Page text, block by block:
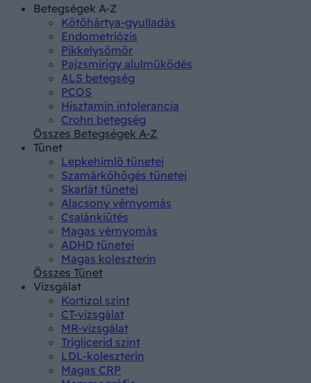
Betegségek A-Z
Kötőhártya-gyulladás
Endometriózis
Pikkelysömör
Pajzsmirigy alulműködés
ALS betegség
PCOS
Hisztamin intolerancia
Crohn betegség
Összes Betegségek A-Z
Tünet
Lepkehimlő tünetei
Szamárköhögés tünetei
Skarlát tünetei
Alacsony vérnyomás
Csalánkiütés
Magas vérnyomás
ADHD tünetei
Magas koleszterin
Összes Tünet
Vizsgálat
Kortizol szint
CT-vizsgálat
MR-vizsgálat
Triglicerid szint
LDL-koleszterin
Magas CRP